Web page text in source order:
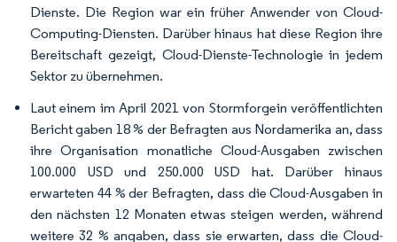
Dienste. Die Region war ein früher Anwender von Cloud-
Computing-Diensten. Darüber hinaus hat diese Region ihre
Bereitschaft gezeigt, Cloud-Dienste-Technologie in jedem
Sektor zu übernehmen.
Laut einem im April 2021 von Stormforgein veröffentlichten
Bericht gaben 18 % der Befragten aus Nordamerika an, dass
ihre Organisation monatliche Cloud-Ausgaben zwischen
100.000 USD und 250.000 USD hat. Darüber hinaus
erwarteten 44 % der Befragten, dass die Cloud-Ausgaben in
den nächsten 12 Monaten etwas steigen werden, während
weitere 32 % angaben, dass sie erwarten, dass die Cloud-